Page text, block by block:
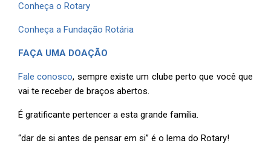
Conheça o Rotary
Conheça a Fundação Rotária
FAÇA UMA DOAÇÃO
Fale conosco, sempre existe um clube perto que você que
vai te receber de braços abertos.
É gratificante pertencer a esta grande família.
“dar de si antes de pensar em si” é o lema do Rotary!